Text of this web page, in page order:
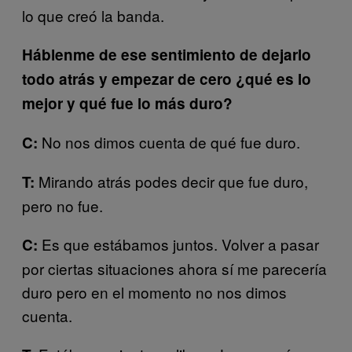
lo que creó la banda.
Háblenme de ese sentimiento de dejarlo
todo atrás y empezar de cero ¿qué es lo
mejor y qué fue lo más duro?
C: No nos dimos cuenta de qué fue duro.
T: Mirando atrás podes decir que fue duro,
pero no fue.
C: Es que estábamos juntos. Volver a pasar
por ciertas situaciones ahora sí me parecería
duro pero en el momento no nos dimos
cuenta.